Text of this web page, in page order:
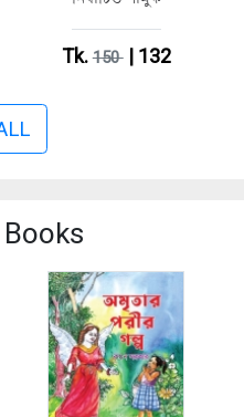
Tk.150| 132